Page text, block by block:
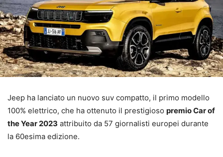
Jeep ha lanciato un nuovo suv compatto, il primo modello
100% elettrico, che ha ottenuto il prestigioso premio Car of
the Year 2023 attribuito da 57 giornalisti europei durante
la 60esima edizione.